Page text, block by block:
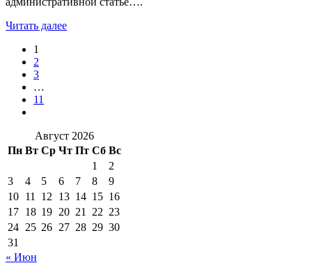
Читать далее
1
2
3
…
11
Август 2026
Пн Вт Ср Чт Пт Сб Вс
1
2
3
4 5 6 7 8
9
10 11 12 13 14 15 16
17 18 19 20 21 22 23
24 25 26 27 28 29 30
31
« Июн